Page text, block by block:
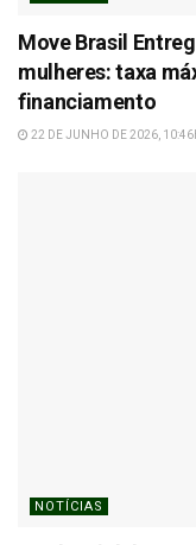
Move Brasil
mulheres: taxa
financiamento
22 DE JUNHO DE 2026,
NOTÍCIAS